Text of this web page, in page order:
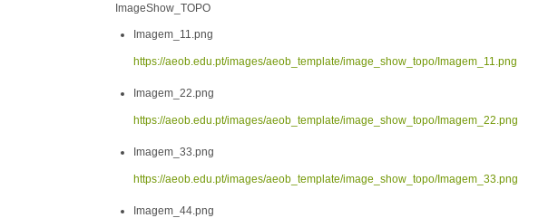
ImageShow_TOPO
Imagem_11.png
https://aeob.edu.pt/images/aeob_template/image_show_topo/Imagem_11.png
Imagem_22.png
https://aeob.edu.pt/images/aeob_template/image_show_topo/Imagem_22.png
Imagem_33.png
https://aeob.edu.pt/images/aeob_template/image_show_topo/Imagem_33.png
Imagem_44.png